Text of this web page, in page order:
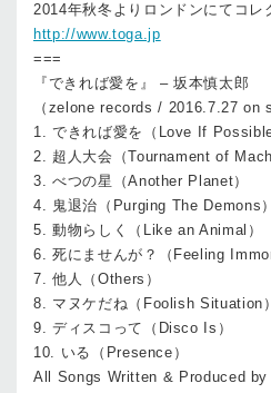
2014年秋冬よりロンドンにてコレ
http://www.toga.jp
===
『できれば愛を』 – 坂本慎太郎
（zelone records / 2016.7.27 on
1. できれば愛を（Love If Possible
2. 超人大会（Tournament of
3. べつの星（Another Planet）
4. 鬼退治（Purging The Demons）
5. 動物らしく（Like an Animal）
6. 死にませんが？（Feeling
7. 他人（Others）
8. マヌケだね（Foolish Situation）
9. ディスコって（Disco Is）
10. いる（Presence）
All Songs Written & Produced by